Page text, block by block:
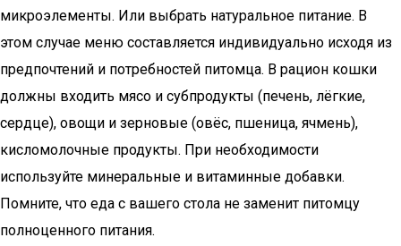
микроэлементы. Или выбрать натуральное питание. В
этом случае меню составляется индивидуально исходя из
предпочтений и потребностей питомца. В рацион кошки
должны входить мясо и субпродукты (печень, лёгкие,
сердце), овощи и зерновые (овёс, пшеница, ячмень),
кисломолочные продукты. При необходимости
используйте минеральные и витаминные добавки.
Помните, что еда с вашего стола не заменит питомцу
полноценного питания.